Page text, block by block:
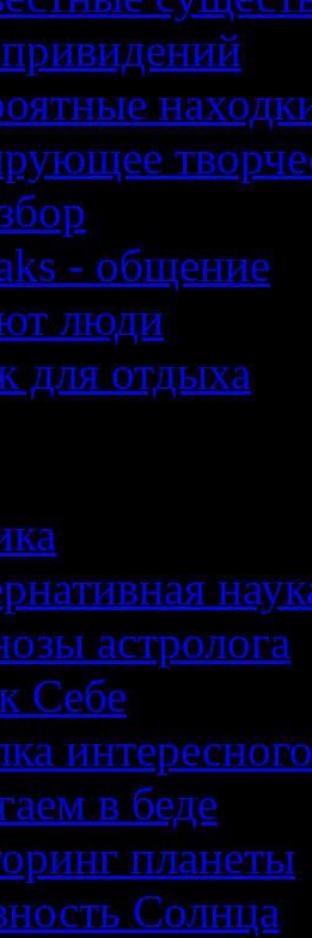
- общение
люди
для отдыха
астролога
Себе
интересного
в беде
планеты
Солнца